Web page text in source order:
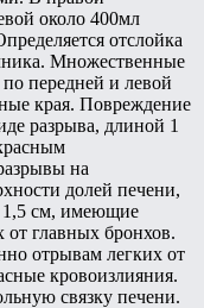
около 400мл
отслойка
Множественные
передней и левой
края. Повреждение
разрыва, длиной 1
на
долей печени,
1,5 см, имеющие
главных бронхов.
отрывам легких от
кровоизлияния.
связку печени.